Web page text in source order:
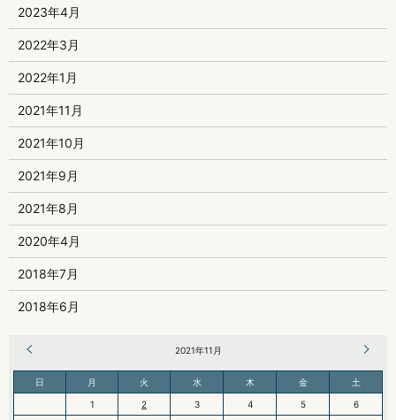
2023年4月
2022年3月
2022年1月
2021年11月
2021年10月
2021年9月
2021年8月
2020年4月
2018年7月
2018年6月
2021年11月
日 月 火 水 木 金 土
1 2 3 4 5 6